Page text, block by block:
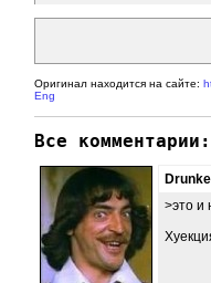
Оригинал находится на сайте:
Eng
Все комментарии:
>это и